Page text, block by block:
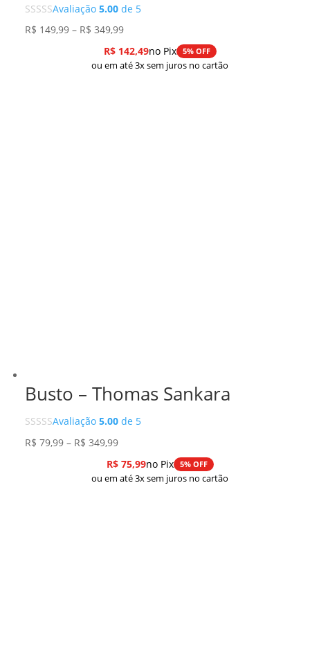
Avaliação5.00 de 5
R$ 149,99 – R$ 349,99Faixa
de
preço:
R$142,49no Pix 5% OFF
ou em até 3x sem juros no cartão
Busto – Thomas Sankara
Avaliação5.00 de 5
R$ 79,99 – R$ 349,99Faixa
de
preço:
R$75,99no Pix 5% OFF
ou em até 3x sem juros no cartão